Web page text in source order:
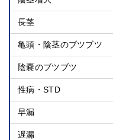
長茎
亀頭・陰茎のブツブツ
陰嚢のブツブツ
性病・STD
早漏
遅漏